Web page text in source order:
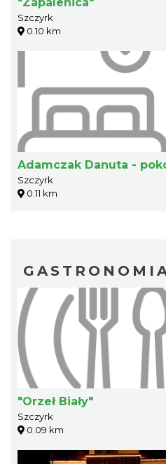
Szczyrk
0.10 km
Adamczak Danuta -
Szczyrk
0.11 km
"Orzeł Biały"
Szczyrk
0.09 km